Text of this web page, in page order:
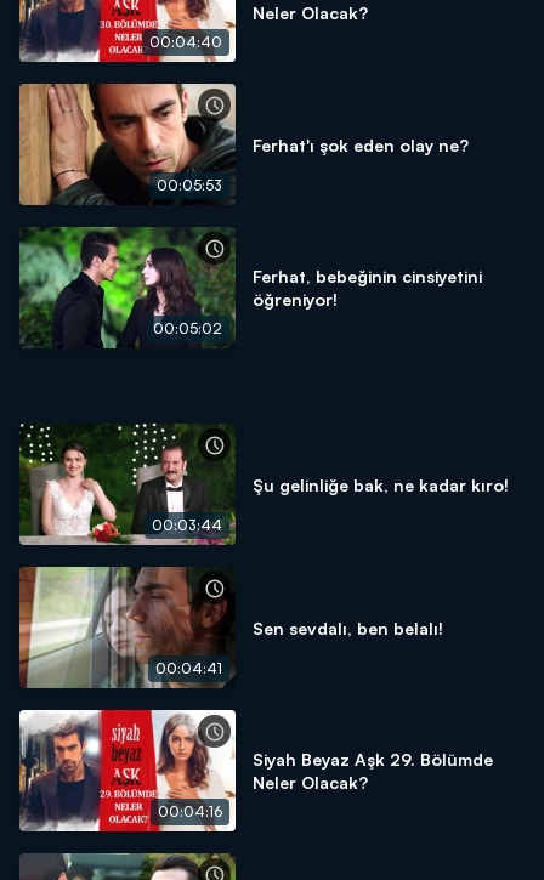
00:04:40
Neler Olacak?
00:05:53
Ferhat'ı şok eden olay ne?
00:05:02
Ferhat, bebeğinin cinsiyetini
öğreniyor!
00:03:44
Şu gelinliğe bak, ne kadar kıro!
00:04:41
Sen sevdalı, ben belalı!
00:04:16
Siyah Beyaz Aşk 29. Bölümde
Neler Olacak?